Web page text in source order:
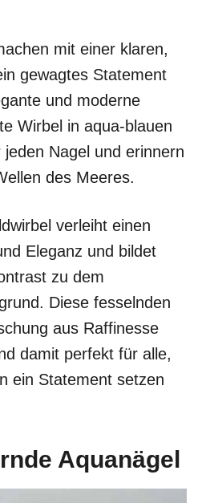
mit einer klaren,
gewagtes Statement
und moderne
Wirbel in aqua-blauen
Nagel und erinnern
des Meeres.
verleiht einen
Eleganz und bildet
zu dem
Diese fesselnden
aus Raffinesse
damit perfekt für alle,
ein Statement setzen
Aquanägel